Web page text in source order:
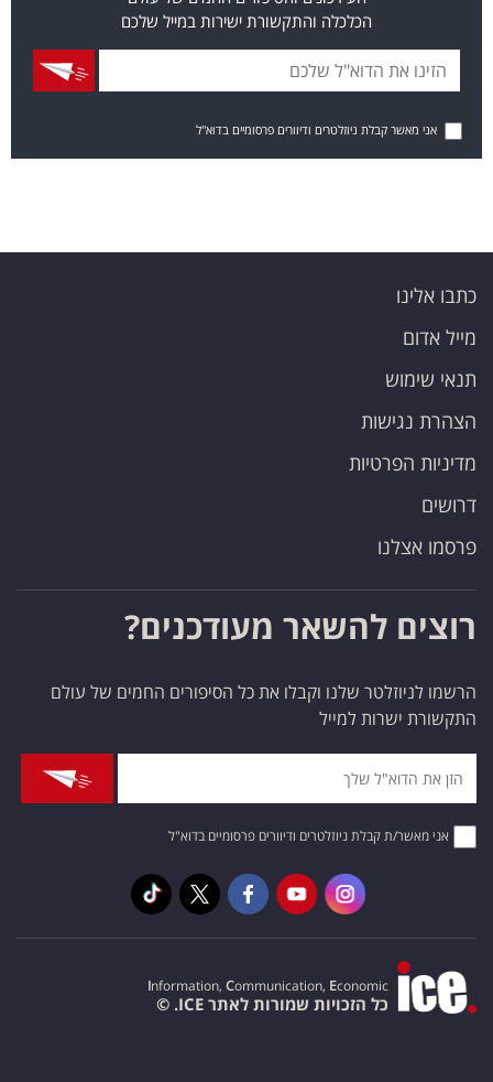
הכלכלה והתקשורת ישירות במייל שלכם
אני מאשר קבלת ניוזלטרים ודיוורים פרסומיים בדוא"ל
כתבו אלינו
מייל אדום
תנאי שימוש
הצהרת נגישות
מדיניות הפרטיות
דרושים
פרסמו אצלנו
רוצים להשאר מעודכנים?
הרשמו לניוזלטר שלנו וקבלו את כל הסיפורים החמים של עולם
התקשורת ישרות למייל
אני מאשר/ת קבלת ניוזלטרים ודיוורים פרסומיים בדוא"ל
Information, Communication, Economic
כל הזכויות שמורות לאתר ICE. ©